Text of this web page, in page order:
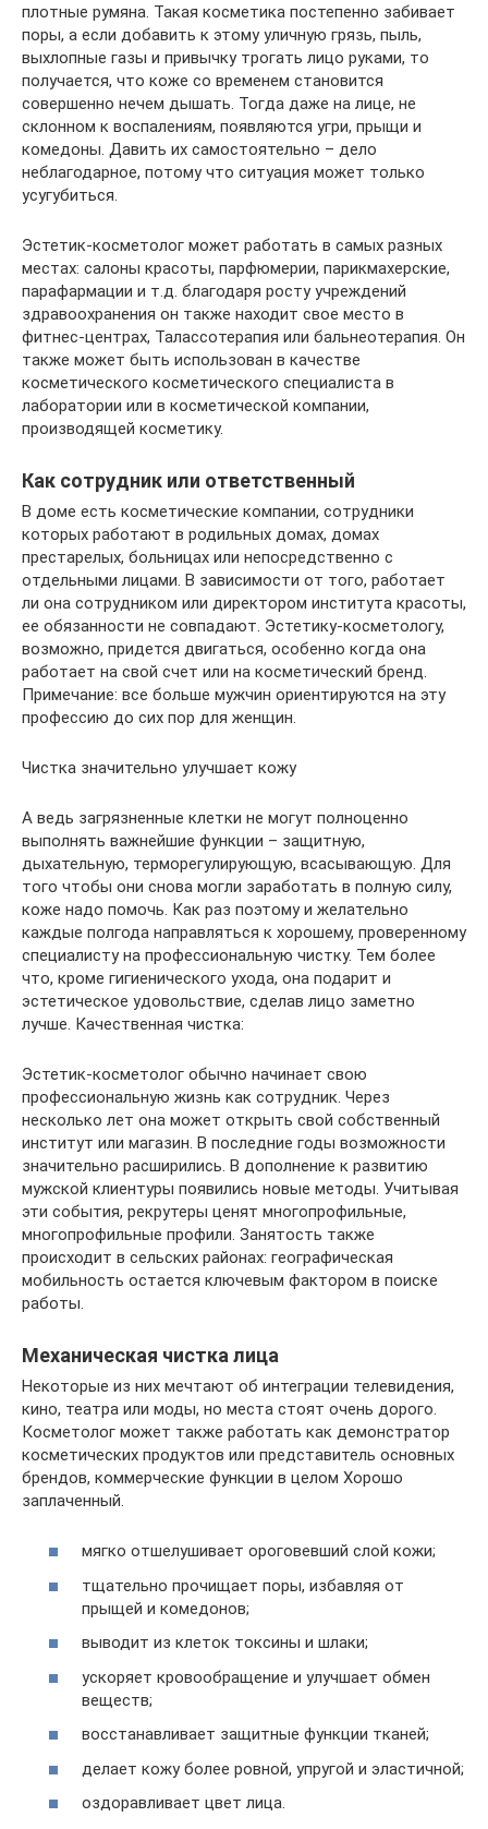
плотные румяна. Такая косметика постепенно забивает
поры, а если добавить к этому уличную грязь, пыль,
выхлопные газы и привычку трогать лицо руками, то
получается, что коже со временем становится
совершенно нечем дышать. Тогда даже на лице, не
склонном к воспалениям, появляются угри, прыщи и
комедоны. Давить их самостоятельно – дело
неблагодарное, потому что ситуация может только
усугубиться.
Эстетик-косметолог может работать в самых разных
местах: салоны красоты, парфюмерии, парикмахерские,
парафармации и т.д. благодаря росту учреждений
здравоохранения он также находит свое место в
фитнес-центрах, Талассотерапия или бальнеотерапия. Он
также может быть использован в качестве
косметического косметического специалиста в
лаборатории или в косметической компании,
производящей косметику.
Как сотрудник или ответственный
В доме есть косметические компании, сотрудники
которых работают в родильных домах, домах
престарелых, больницах или непосредственно с
отдельными лицами. В зависимости от того, работает
ли она сотрудником или директором института красоты,
ее обязанности не совпадают. Эстетику-косметологу,
возможно, придется двигаться, особенно когда она
работает на свой счет или на косметический бренд.
Примечание: все больше мужчин ориентируются на эту
профессию до сих пор для женщин.
Чистка значительно улучшает кожу
А ведь загрязненные клетки не могут полноценно
выполнять важнейшие функции – защитную,
дыхательную, терморегулирующую, всасывающую. Для
того чтобы они снова могли заработать в полную силу,
коже надо помочь. Как раз поэтому и желательно
каждые полгода направляться к хорошему, проверенному
специалисту на профессиональную чистку. Тем более
что, кроме гигиенического ухода, она подарит и
эстетическое удовольствие, сделав лицо заметно
лучше. Качественная чистка:
Эстетик-косметолог обычно начинает свою
профессиональную жизнь как сотрудник. Через
несколько лет она может открыть свой собственный
институт или магазин. В последние годы возможности
значительно расширились. В дополнение к развитию
мужской клиентуры появились новые методы. Учитывая
эти события, рекрутеры ценят многопрофильные,
многопрофильные профили. Занятость также
происходит в сельских районах: географическая
мобильность остается ключевым фактором в поиске
работы.
Механическая чистка лица
Некоторые из них мечтают об интеграции телевидения,
кино, театра или моды, но места стоят очень дорого.
Косметолог может также работать как демонстратор
косметических продуктов или представитель основных
брендов, коммерческие функции в целом Хорошо
заплаченный.
мягко отшелушивает ороговевший слой кожи;
тщательно прочищает поры, избавляя от
прыщей и комедонов;
выводит из клеток токсины и шлаки;
ускоряет кровообращение и улучшает обмен
веществ;
восстанавливает защитные функции тканей;
делает кожу более ровной, упругой и эластичной;
оздоравливает цвет лица.